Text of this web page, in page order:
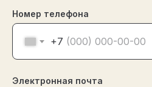
Номер телефона
+7
Электронная почта